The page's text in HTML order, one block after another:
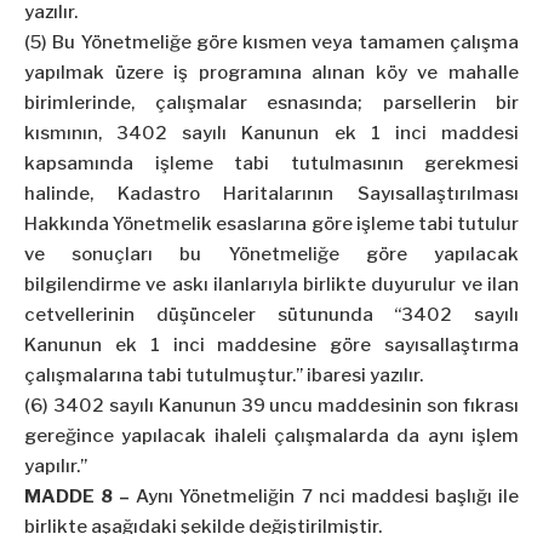
yazılır.
(5) Bu Yönetmeliğe göre kısmen veya tamamen çalışma
yapılmak üzere iş programına alınan köy ve mahalle
birimlerinde, çalışmalar esnasında; parsellerin bir
kısmının, 3402 sayılı Kanunun ek 1 inci maddesi
kapsamında işleme tabi tutulmasının gerekmesi
halinde, Kadastro Haritalarının Sayısallaştırılması
Hakkında Yönetmelik esaslarına göre işleme tabi tutulur
ve sonuçları bu Yönetmeliğe göre yapılacak
bilgilendirme ve askı ilanlarıyla birlikte duyurulur ve ilan
cetvellerinin düşünceler sütununda “3402 sayılı
Kanunun ek 1 inci maddesine göre sayısallaştırma
çalışmalarına tabi tutulmuştur.” ibaresi yazılır.
(6) 3402 sayılı Kanunun 39 uncu maddesinin son fıkrası
gereğince yapılacak ihaleli çalışmalarda da aynı işlem
yapılır.”
MADDE 8 –Aynı Yönetmeliğin 7 nci maddesi başlığı ile
birlikte aşağıdaki şekilde değiştirilmiştir.